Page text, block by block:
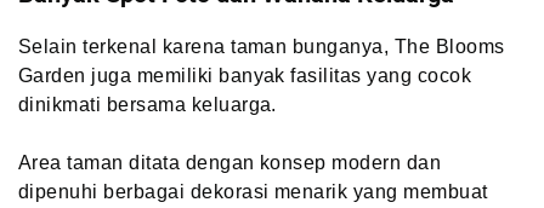
Selain terkenal karena taman bunganya, The Blooms
Garden juga memiliki banyak fasilitas yang cocok
dinikmati bersama keluarga.
Area taman ditata dengan konsep modern dan
dipenuhi berbagai dekorasi menarik yang membuat